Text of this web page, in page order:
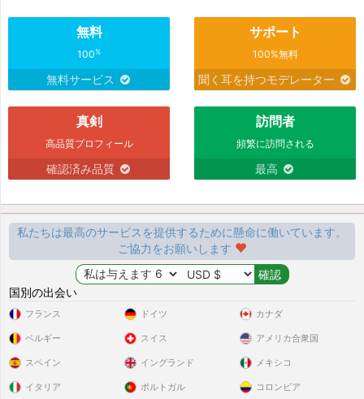
無料
100%
無料サービス
サポート
100%無料
聞く耳を持つモデレーター
真剣
高品質プロフィール
確認済み品質
訪問者
頻繁に訪問される
最高
私たちは最高のサービスを提供するために懸命に働いています。
ご協力をお願いします
国別の出会い
フランス
ベルギー
スペイン
イタリア
ドイツ
スイス
イングランド
ポルトガル
カナダ
アメリカ合衆国
メキシコ
コロンビア